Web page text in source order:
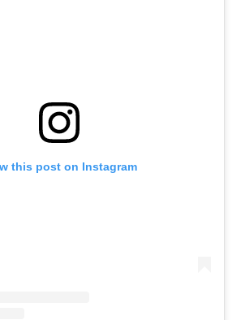
this post on Instagram